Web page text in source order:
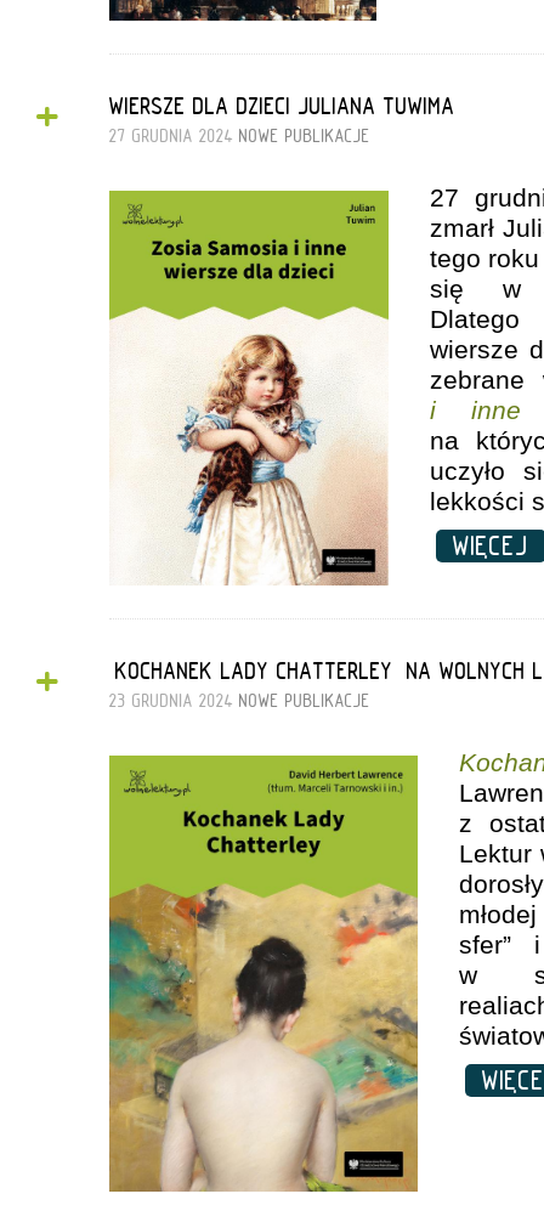
+ WIERSZE DLA DZIECI JULIANA TUWIMA
27 GRUDNIA 2024 NOWE PUBLIKACJE
27
zmarł
tego
się w
Dlatego
wiersze
i inne
na
uczyło
lekkości
+ „KOCHANEK LADY CHATTERLEY” NA WOLNYCH
23 GRUDNIA 2024 NOWE PUBLIKACJE
z
Lektur
sfer”
w